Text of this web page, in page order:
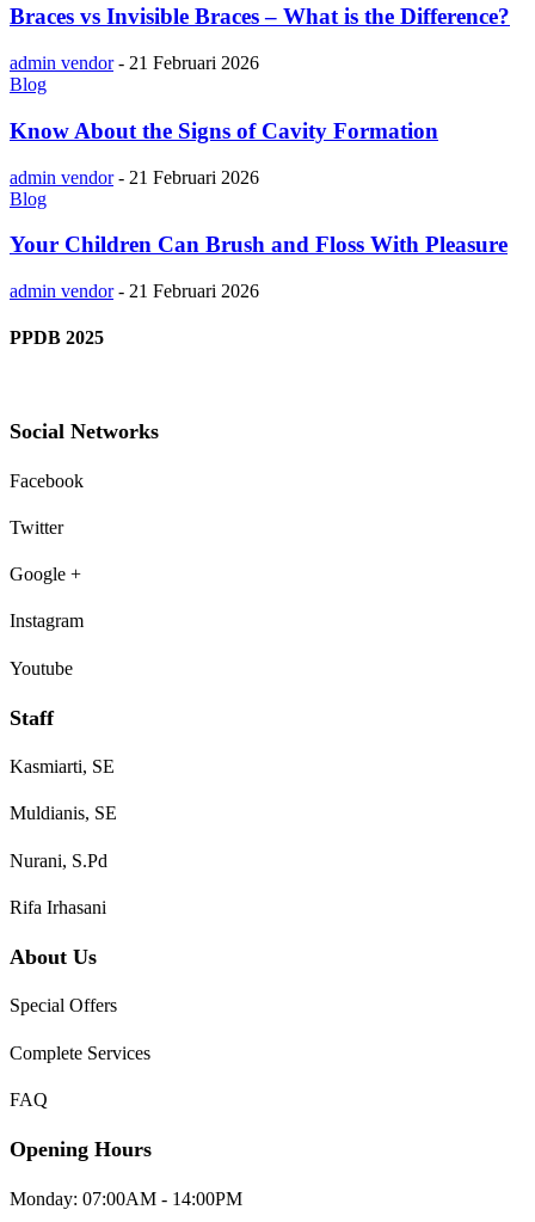
Braces vs Invisible Braces – What is the Difference?
admin vendor - 21 Februari 2026
Blog
Know About the Signs of Cavity Formation
admin vendor - 21 Februari 2026
Blog
Your Children Can Brush and Floss With Pleasure
admin vendor - 21 Februari 2026
PPDB 2025
Social Networks
Facebook
Twitter
Google +
Instagram
Youtube
Staff
Kasmiarti, SE
Muldianis, SE
Nurani, S.Pd
Rifa Irhasani
About Us
Special Offers
Complete Services
FAQ
Opening Hours
Monday: 07:00AM - 14:00PM